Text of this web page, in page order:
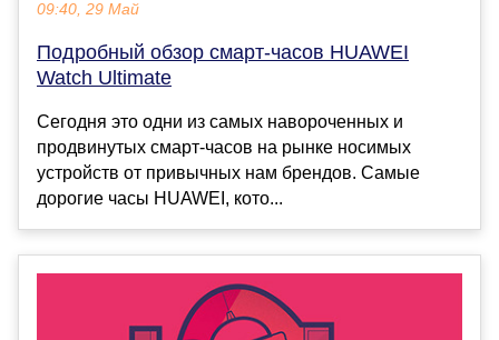
09:40, 29 Май
Подробный обзор смарт-часов HUAWEI
Watch Ultimate
Сегодня это одни из самых навороченных и
продвинутых смарт-часов на рынке носимых
устройств от привычных нам брендов. Самые
дорогие часы HUAWEI, кото...